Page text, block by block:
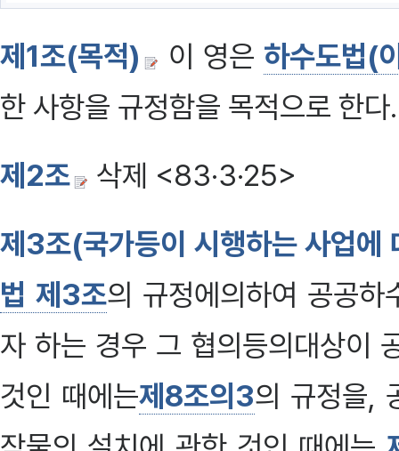
제1조(목적) 이 영은 하수도법(
한 사항을 규정함을 목적으로 한다.
제2조
삭제 <83·3·25>
제3조(국가등이 시행하는 사업에
법 제3조의 규정에의하여 공공
자 하는 경우 그 협의등의대상이
것인 때에는제8조의3의 규정을,